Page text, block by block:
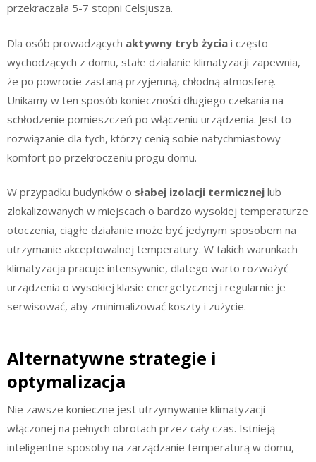
przekraczała 5-7 stopni Celsjusza.
Dla osób prowadzących aktywny tryb życia i często
wychodzących z domu, stałe działanie klimatyzacji zapewnia,
że po powrocie zastaną przyjemną, chłodną atmosferę.
Unikamy w ten sposób konieczności długiego czekania na
schłodzenie pomieszczeń po włączeniu urządzenia. Jest to
rozwiązanie dla tych, którzy cenią sobie natychmiastowy
komfort po przekroczeniu progu domu.
W przypadku budynków o słabej izolacji termicznej lub
zlokalizowanych w miejscach o bardzo wysokiej temperaturze
otoczenia, ciągłe działanie może być jedynym sposobem na
utrzymanie akceptowalnej temperatury. W takich warunkach
klimatyzacja pracuje intensywnie, dlatego warto rozważyć
urządzenia o wysokiej klasie energetycznej i regularnie je
serwisować, aby zminimalizować koszty i zużycie.
Alternatywne strategie i
optymalizacja
Nie zawsze konieczne jest utrzymywanie klimatyzacji
włączonej na pełnych obrotach przez cały czas. Istnieją
inteligentne sposoby na zarządzanie temperaturą w domu,